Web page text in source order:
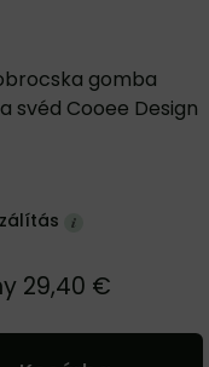
gomba
svéd Cooee Design
29,40 €